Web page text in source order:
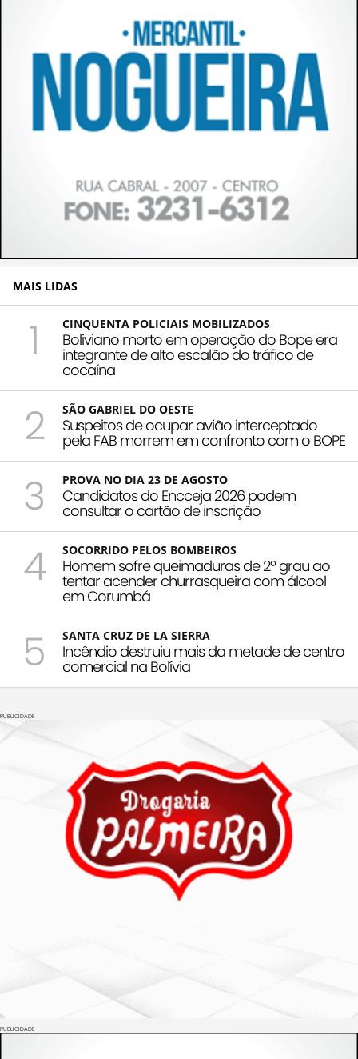
MAIS LIDAS
1 CINQUENTA POLICIAIS MOBILIZADOS
Boliviano morto em operação do Bope era
integrante de alto escalão do tráfico de
cocaína
2 SÃO GABRIEL DO OESTE
Suspeitos de ocupar avião interceptado
pela FAB morrem em confronto com o BOPE
3 PROVA NO DIA 23 DE AGOSTO
Candidatos do Encceja 2026 podem
consultar o cartão de inscrição
4 SOCORRIDO PELOS BOMBEIROS
Homem sofre queimaduras de 2º grau ao
tentar acender churrasqueira com álcool
em Corumbá
5 SANTA CRUZ DE LA SIERRA
Incêndio destruiu mais da metade de centro
comercial na Bolívia
PUBLICIDADE
PUBLICIDADE